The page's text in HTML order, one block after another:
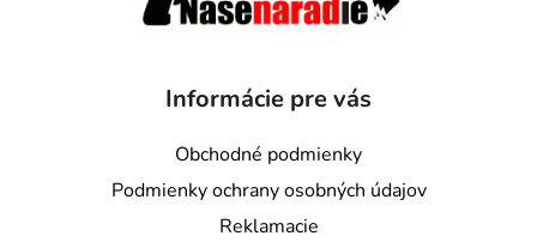
Informácie pre vás
Obchodné podmienky
Podmienky ochrany osobných údajov
Reklamacie